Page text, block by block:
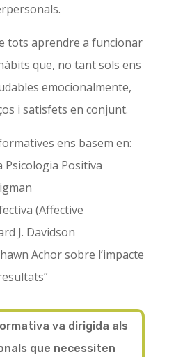
tots aprendre a funcionar
que, no tant sols ens
emocionalmente,
i satisfets en conjunt.
ens basem en:
Psicologia Positiva
(Affective
J. Davidson
Achor sobre l’impacte
va dirigida als
que necessiten